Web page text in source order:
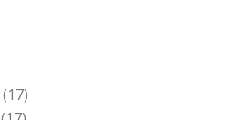
(17)